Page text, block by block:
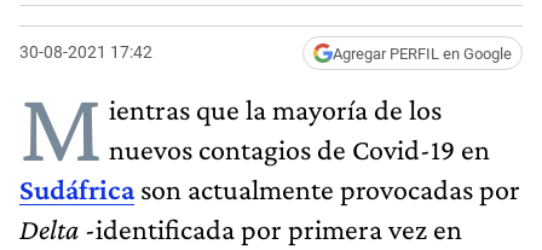
30-08-2021 17:42 Agregar PERFIL en Google
M ientras que la mayoría de los
nuevos contagios de Covid-19 en
Sudáfricason actualmente provocadas por
Delta -identificada por primera vez en